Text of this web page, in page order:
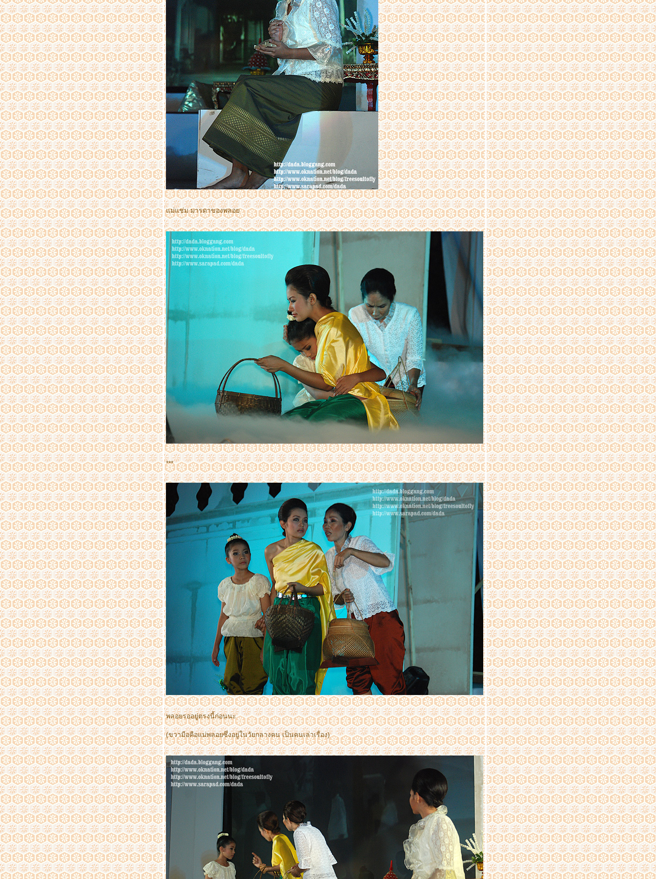
เฉลิมพระเกียรติ 6รอบ พระชนมพรรษา
ฟาร์ม เฟสติวัล ออน เดอะฮิลล์@ สิงห์ปาร์ค
เชียงรายระหว่างวันที่ 24-28 พ.ย. 2555 ตอน2
ฟาร์ม เฟสติวัล ออน เดอะฮิลล์@ สิงห์ปาร์ค
เชียงรายระหว่างวันที่ 24-28 พ.ย. 2555ตอนที่1
สัมผัส2สุดยอดมรดกโลก..เมืองอู่หลง&เมืองต้าจู๋
ตอนที่ 6 ผาหินแกะสลักที่ต้าจู๋
สัมผัส2สุดยอดมรดกโลก..เมืองอู่หลง&เมืองต้าจู๋
ตอนที่ 5บุปเฟ่ริมแม่น้ำแยงซีเกียง
สัมผัส2สุดยอดมรดกโลก..เมืองอู่หลง&เมืองต้าจู๋
ตอนที่ 4 วิวฉงชิ่ง,ถนนคนเดินเจี่ยฟังเป่
สัมผัส2สุดยอดมรดกโลก..เมืองอู่หลง&เมืองต้าจู๋
ตอนที่ 3 ถ้ำฝูหยงต้ง
สัมผัส 2 สุดยอดมรกโลกเมืองอู่หลง&เมืองต้าจู๋
ตอนที่ 2 อุทยานแห่งชาติหลุมบ่อฟ้า
สัมผัส2สุดยอดมรดกโลก..เมืองอู่หลง&เมืองต้าจู๋
ตอนที่ 1ฉงชิ่ง Chongqing
วัดโพธิ์แมน ถนนสาธุประดิษฐ์ ซอย19
งานมหัศจรรย์พรรณไม้ประจำปี 2555 Central
Anniversary FLower Extravaganza ตอนที่ 2
งานมหัศจรรย์พรรณไม้ประจำปี 2555 Central
Anniversary FLower Extravaganza ตอนที่ 1
ภาพจากทริบสร้างบ่อน้ำให้ช้าง ที่กุยบุรี ตอนที่
3Nature & candid
ภาพจากทริบสร้างบ่อน้ำให้ช้าง ที่กุยบุรี ตอนที่ 2
เทศกาลแห่เทพเจ้า ประจำปี 2555 ซอยแสนสุข
ภาพจากทริบสร้างบ่อน้ำให้ช้าง ที่กุยบุรี ตอนที่ 1
ภาพจากงาน Delights & Surprises : The
Gallery of Luxury ณ คิง เพาเวอร์ ถนนรางน้ำ
สมเด็จพระนางเจ้าสิริกิติ์ พระบรมราชินีนาถ กับ
งานประณีตศิลป์
ทริป พุหางนาค อ.อู่ทอง จ.สุพรรณบุรี ตอนที่ 3
ดอกไม้และเก็บตก
ทริป พุหางนาค อ.อู่ทอง จ.สุพรรณบุรี ตอนที่ 2
ทริป พุหางนาค อ.อู่ทอง จ.สุพรรณบุรี ตอนที่ 1
มนต์เสน่ห์ ลับแล สัมผัสวิถีชาวบ้าน ตอนที่ 4 ชม
งานประเพณีค้างบูยา
มนต์เสน่ห์ ลับแล ชมงานประเพณีค้างบูยา
สัมผัสวิถีชาวบ้าน ตอนที่ 3 พิพิธภัณฑ์ผ้าซิ่น
ตีนจก
มนต์เสน่ห์ ลับแล ชมงานประเพณีค้างบูยา
สัมผัสวิถีชาวบ้าน ตอนที่ 2 วิธีทำค้างบูยา
มนต์เสน่ห์ ลับแล ชมงานประเพณีค้างบูยา
สัมผัสวิถีชาวบ้าน ตอนที่ 1ม่อนลับแล
บลอกเกอร์สัญจรกับมูลนิธิที่อยู่อาศัย ครั้งที่
1/2555
ทัวร์พม่า 9-12 สิงหาคม 2555 ตอนที่ 3 ชเวดาก
อง
ทัวร์พม่า 9-12 สิงหาคม 2555 ตอนที่ 2 เจดีย์โบ
ตาทาวน์
ทัวร์พม่า 9-12 สิงหาคม 2555 ตอนที่ 1 สิเรียม เจ
ดีกลางน้ำเยเลพญา พระอุปคุต
Art in paradise พิพิธภัณฑ์ภาพจิตรกรรม 3 มิติ
พัทยา
เที่ยว มูลนิธิ สืบ นาคะเสถียร ..ตามรอย ..บ้าน
หลังสุดท้าย... ที่ห้วยขาแข้ง
เขตรักษาพันธุ์สัตว์ป่าห้วยขาแข้ง HUAI KHA
KHAENG WILDLIFE SANCTURAY
ขวงคำม่วน, ถ้ำกองลอ, ประเทศลาว(ทริบนค
รพนม ตอน10 ตอนจบทริป)
กล้วยไม้ที่โชว์ในงาน มหัศจรรย์กล้วยไม้แห่ง
อัครนารี ตอนที่ 2
กล้วยไม้ที่โชว์ในงาน มหัศจรรย์กล้วยไม้แห่ง
อัครนารี ตอนที่ 1
มหัศจรรย์กล้วยไม้แห่งอัครนารี Siam Paragon
Bangkok Royal Orchid Paradise
ความสดใสแห่งผืนป่าแม่วงก์ (หน่วยพิทักษ์
อุทยานแห่งชาติแม่วงก์ ที่มว.4(แม่เรวา)
ตามล่าหาความจริง ที่แม่วงก์
ทริบกระบี่ ตอน 2 unseen ทะเลแหวก
ทริปกระบี่ วันแรกเกาะกาโรส
ราชพฤกษ์(พืชสวนโลก) Royal Flora 2011ที่
เชียงใหม่
เย็นศิระเพราะพระบริบาล @ สนามหลวง
มหกรรมรามายณะนานาชาติ เฉลิมพระเกียรติฯ
เนื่องในโอกาสมหามงคลเฉลิมพระชนมพรรษา
๗ รอบ ๕ ธันวาคม ๒๕๕๔
การแข่งขันเรือกอและ เรือยาว เรือยอกอง และ
เรือคชสีห์นานาชาติ ชิงถ้วยพระราชทาน ประจำ
ปี 2554
ชาวนรารวมใจ เทิดไท้มหาราชา ๘๔ พรรษา'รา
อกีตอ' (รอบหน้าพระที่นั่ง)
ทำบุญที่วัดน้อย อยุธยา เอ....บิ๊กแบคมาได้ไงนี่..
ชาวนรารวมใจ เทิดไท้มหาราชา ๘๔ พรรษา
ๅ'รายอกีตอ'
ตึก ๔ มะเสง แหล่งผลิตเซรุ่ม และพิพิธภัณฑ์งู
ไปสถานเสาวภา สวนงู ศึกษาทำความรู้จักงูมีพิษ
ม่แช่ม มารดาของพลอ
***
พลอยรออยู่ตรงนี้ก่อนนะ
(ขวามือคือแม่พลอยซึ่งอยู่ในวัยกลางคน เป็นคนเล่าเรื่อง)